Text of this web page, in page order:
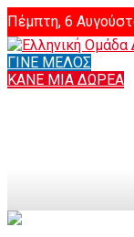
Πέμπτη, 6
Login
ΓΙΝΕ ΜΕΛΟΣ
ΚΑΝΕ ΜΙΑ ΔΩΡΕΑ